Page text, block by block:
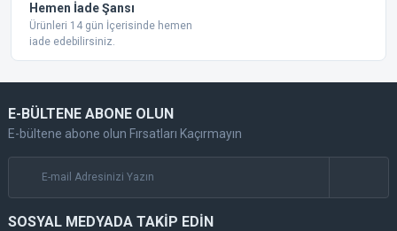
Hemen İade Şansı
Ürünleri 14 gün İçerisinde hemen
iade edebilirsiniz.
E-BÜLTENE ABONE OLUN
E-bültene abone olun Fırsatları Kaçırmayın
SOSYAL MEDYADA TAKİP EDİN